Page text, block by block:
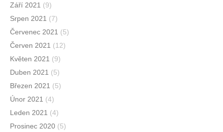
Září 2021 (9)
Srpen 2021 (7)
Červenec 2021 (5)
Červen 2021 (12)
Květen 2021 (9)
Duben 2021 (5)
Březen 2021 (5)
Únor 2021 (4)
Leden 2021 (4)
Prosinec 2020 (5)